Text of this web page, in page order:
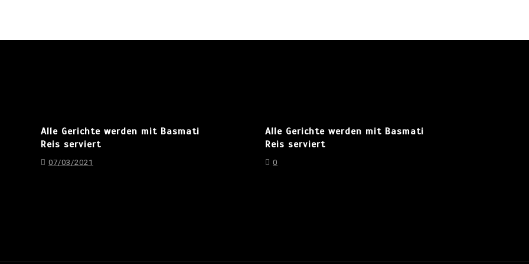
Alle Gerichte werden mit Basmati
Reis serviert
07/03/2021
Alle Gerichte werden mit Basmati
Reis serviert
0